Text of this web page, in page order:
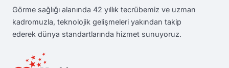
Görme sağlığı alanında 42 yıllık tecrübemiz ve uzman
kadromuzla, teknolojik gelişmeleri yakından takip
ederek dünya standartlarında hizmet sunuyoruz.